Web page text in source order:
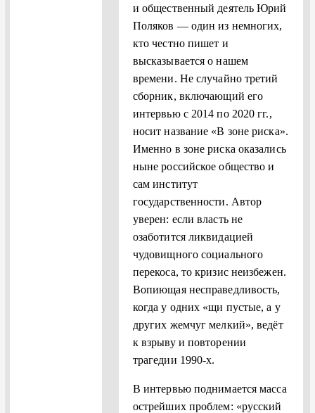
и общественный деятель Юрий
Поляков — один из немногих,
кто честно пишет и
высказывается о нашем
времени. Не случайно третий
сборник, включающий его
интервью с 2014 по 2020 гг.,
носит название «В зоне риска».
Именно в зоне риска оказались
ныне российское общество и
сам институт
государственности. Автор
уверен: если власть не
озаботится ликвидацией
чудовищного социального
перекоса, то кризис неизбежен.
Вопиющая несправедливость,
когда у одних «щи пустые, а у
других жемчуг мелкий», ведёт
к взрыву и повторении
трагедии 1990-х.
В интервью поднимается масса
острейших проблем: «русский